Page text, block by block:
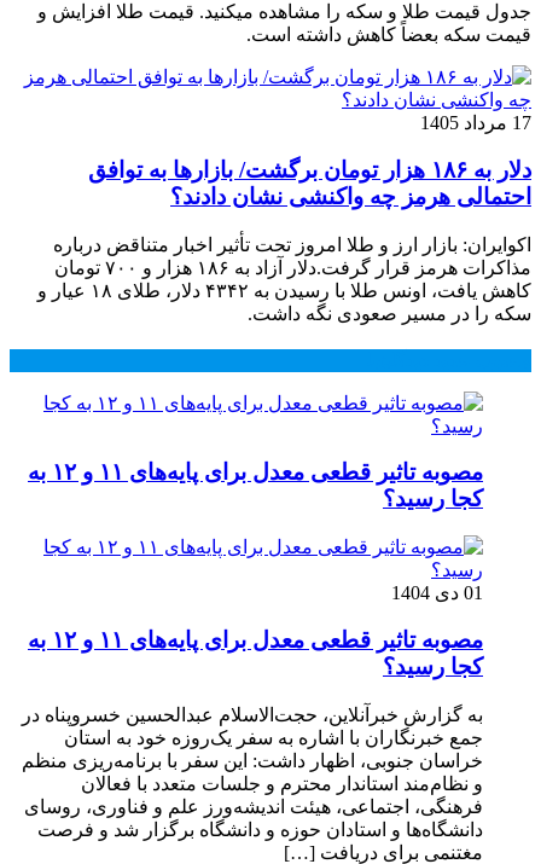
جدول قیمت طلا و سکه را مشاهده میکنید. قیمت‌ طلا افزایش و
قیمت سکه بعضاً کاهش داشته است.
17 مرداد 1405
دلار به ۱۸۶ هزار تومان برگشت/ بازارها به توافق
احتمالی هرمز چه واکنشی نشان دادند؟
اکوایران: بازار ارز و طلا امروز تحت تأثیر اخبار متناقض درباره
مذاکرات هرمز قرار گرفت.دلار آزاد به ۱۸۶ هزار و ۷۰۰ تومان
کاهش یافت، اونس طلا با رسیدن به ۴۳۴۲ دلار، طلای ۱۸ عیار و
سکه را در مسیر صعودی نگه داشت.
مصوبه تاثیر قطعی معدل برای پایه‌های ۱۱ و ۱۲ به
کجا رسید؟
01 دی 1404
مصوبه تاثیر قطعی معدل برای پایه‌های ۱۱ و ۱۲ به
کجا رسید؟
به گزارش خبرآنلاین، حجت‌الاسلام عبدالحسین خسروپناه در
جمع خبرنگاران با اشاره به سفر یک‌روزه خود به استان
خراسان جنوبی، اظهار داشت: این سفر با برنامه‌ریزی منظم
و نظام‌مند استاندار محترم و جلسات متعدد با فعالان
فرهنگی، اجتماعی، هیئت اندیشه‌ورز علم و فناوری، روسای
دانشگاه‌ها و استادان حوزه و دانشگاه برگزار شد و فرصت
مغتنمی برای دریافت […]